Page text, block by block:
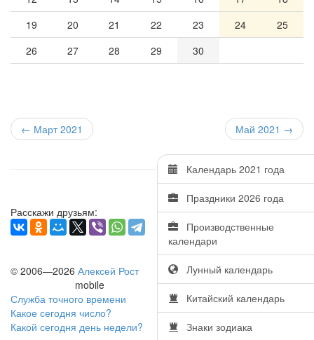
19
20 21 22 23 24
25
26
27 28 29 30
← Март 2021 Май 2021 →
Календарь 2021 года
Праздники 2026 года
Производственные
календари
Лунный календарь
Китайский календарь
Знаки зодиака
Расскажи друзьям:
© 2006—2026 Алексей Рост
mobile
Служба точного времени
Какое сегодня число?
Какой сегодня день недели?